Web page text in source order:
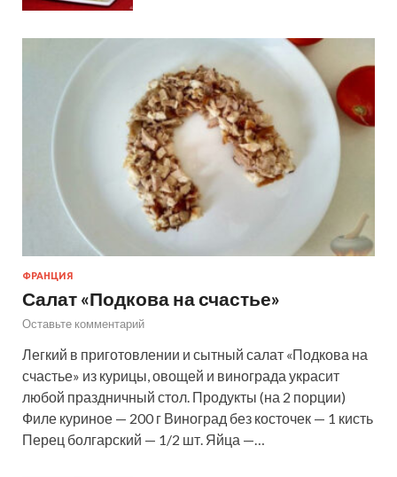
ФРАНЦИЯ
Салат «Подкова на счастье»
Оставьте комментарий
Легкий в приготовлении и сытный салат «Подкова на
счастье» из курицы, овощей и винограда украсит
любой праздничный стол. Продукты (на 2 порции)
Филе куриное — 200 г Виноград без косточек — 1 кисть
Перец болгарский — 1/2 шт. Яйца —…